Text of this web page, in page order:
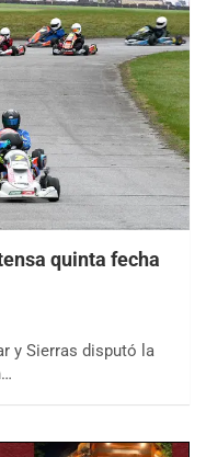
quinta fecha
y Sierras disputó la